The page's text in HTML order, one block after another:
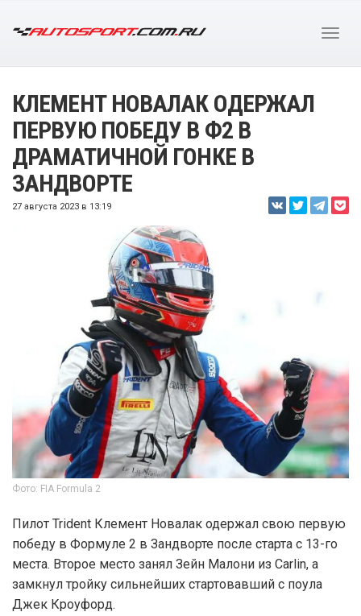
КЛЕМЕНТ НОВАЛАК ОДЕРЖАЛ
ПЕРВУЮ ПОБЕДУ В Ф2 В
ДРАМАТИЧНОЙ ГОНКЕ В
ЗАНДВОРТЕ
27 августа 2023 в 13:19
Фото: FIA Formula 2
Пилот Trident Клемент Новалак одержал свою первую
победу в Формуле 2 в Зандворте после старта с 13-го
места. Второе место занял Зейн Малони из Carlin, а
замкнул тройку сильнейших стартовавший с поула
Джек Кроуфорд.